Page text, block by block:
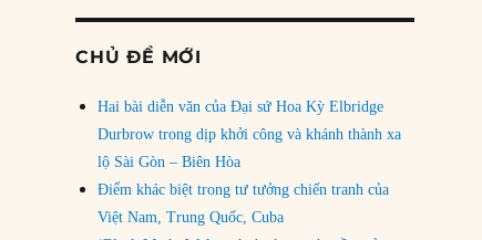
CHỦ ĐỀ MỚI
Hai bài diễn văn của Đại sứ Hoa Kỳ Elbridge
Durbrow trong dịp khởi công và khánh thành xa
lộ Sài Gòn – Biên Hòa
Điểm khác biệt trong tư tưởng chiến tranh của
Việt Nam, Trung Quốc, Cuba